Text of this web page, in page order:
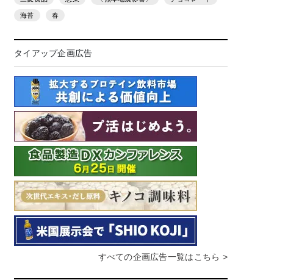
海苔 春
タイアップ企画広告
すべての企画広告一覧はこちら >